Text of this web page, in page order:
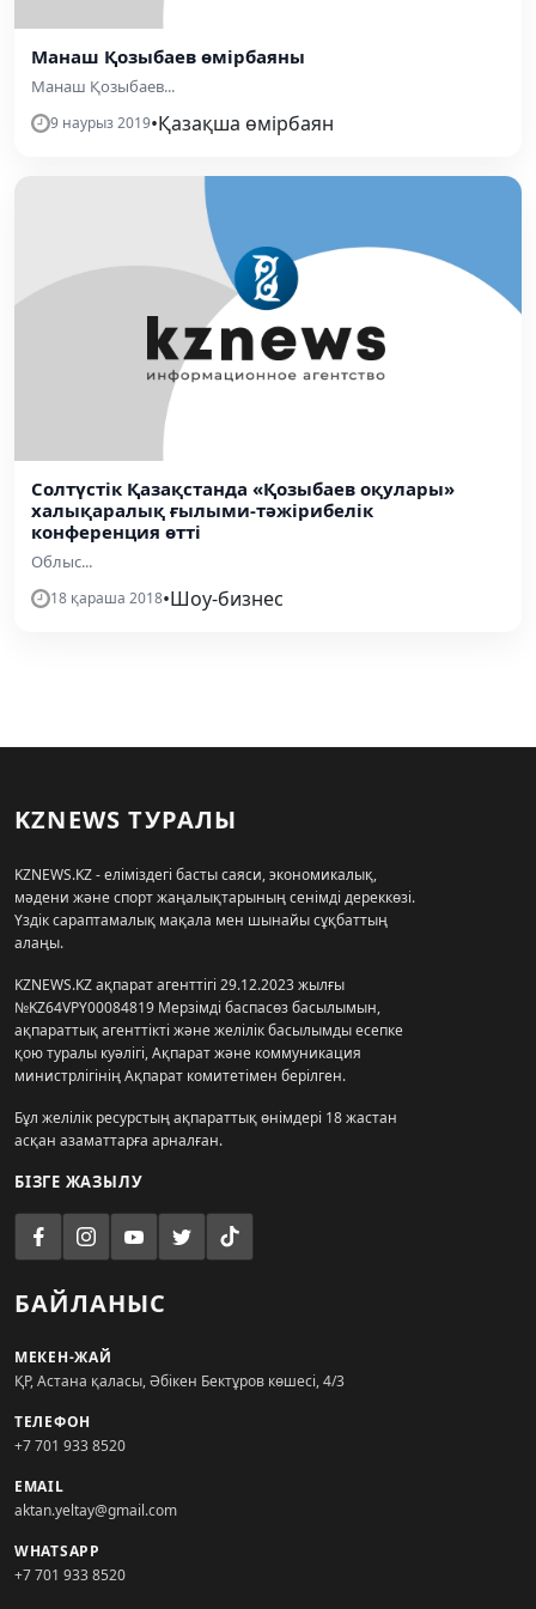
Манаш Қозыбаев өмірбаяны
Манаш Қозыбаев...
9 наурыз 2019•Қазақша өмірбаян
Солтүстік Қазақстанда «Қозыбаев оқулары»
халықаралық ғылыми-тәжірибелік
конференция өтті
Облыс...
18 қараша 2018•Шоу-бизнес
KZNEWS ТУРАЛЫ
KZNEWS.KZ - еліміздегі басты саяси, экономикалық,
мәдени және спорт жаңалықтарының сенімді дереккөзі.
Үздік сараптамалық мақала мен шынайы сұқбаттың
алаңы.
KZNEWS.KZ ақпарат агенттігі 29.12.2023 жылғы
№KZ64VPY00084819 Мерзімді баспасөз басылымын,
ақпараттық агенттікті және желілік басылымды есепке
қою туралы куәлігі, Ақпарат және коммуникация
министрлігінің Ақпарат комитетімен берілген.
Бұл желілік ресурстың ақпараттық өнімдері 18 жастан
асқан азаматтарға арналған.
БІЗГЕ ЖАЗЫЛУ
БАЙЛАНЫС
МЕКЕН-ЖАЙ
ҚР, Астана қаласы, Әбікен Бектұров көшесі, 4/3
ТЕЛЕФОН
+7 701 933 8520
EMAIL
aktan.yeltay@gmail.com
WHATSAPP
+7 701 933 8520